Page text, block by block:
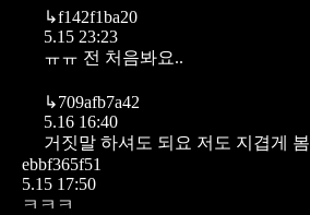
↳f142f1ba20
5.15 23:23
ㅠㅠ 전 처음봐요..
↳709afb7a42
5.16 16:40
거짓말 하셔도 되요 저도 지겹게 봄
ebbf365f51
5.15 17:50
ㅋㅋㅋ